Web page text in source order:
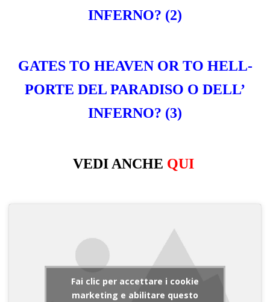
INFERNO? (2)
GATES TO HEAVEN OR TO HELL-
PORTE DEL PARADISO O DELL’
INFERNO? (3)
VEDI ANCHE QUI
Fai clic per accettare i cookie
marketing e abilitare questo